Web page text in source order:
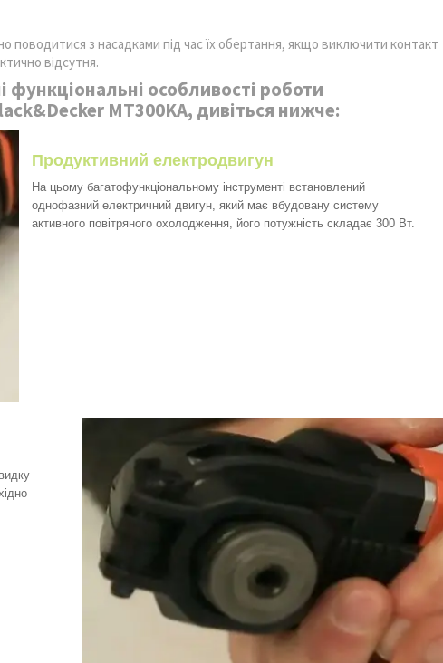
поводитися з насадками під час їх обертання, якщо виключити контакт
відсутня.
особливості роботи
MT300KA, дивіться нижче:
Продуктивний електродвигун
На цьому багатофункціональному інструменті встановлений
однофазний електричний двигун, який має вбудовану систему
активного повітряного охолодження, його потужність складає 300 Вт.